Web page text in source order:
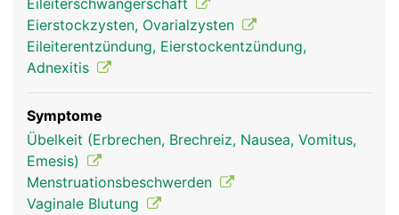
Eileiterschwangerschaft
Eierstockzysten, Ovarialzysten
Eileiterentzündung, Eierstockentzündung,
Adnexitis
Symptome
Übelkeit (Erbrechen, Brechreiz, Nausea, Vomitus,
Emesis)
Menstruationsbeschwerden
Vaginale Blutung